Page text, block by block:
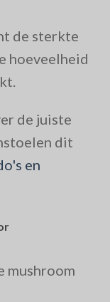
de sterkte
hoeveelheid
de juiste
dit
en
mushroom